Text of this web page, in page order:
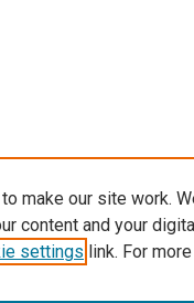
make our site work.
content and your
settings link. For